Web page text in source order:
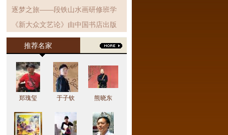
华》暨京城胜景展在京举行
逐梦之旅——段铁山水画研修班学
员作品展在北京开幕
《新大众文艺论》由中国书店出版
推荐名家
郑瑰玺 于子钦 熊晓东